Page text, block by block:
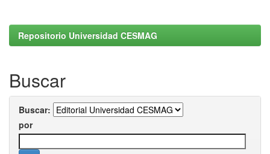
Repositorio Universidad CESMAG
Buscar
Buscar:
por